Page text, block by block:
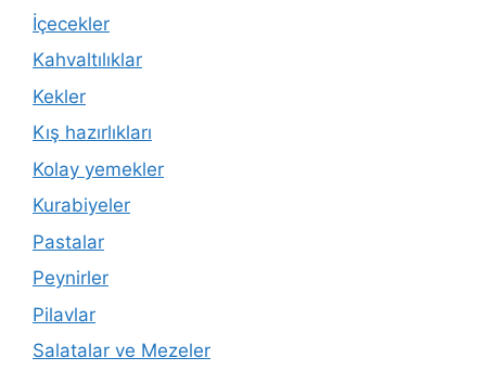
İçecekler
Kahvaltılıklar
Kekler
Kış hazırlıkları
Kolay yemekler
Kurabiyeler
Pastalar
Peynirler
Pilavlar
Salatalar ve Mezeler